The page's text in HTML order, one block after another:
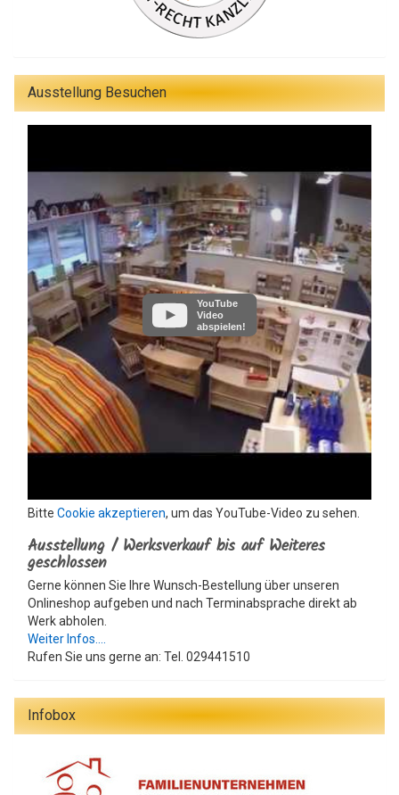
Ausstellung Besuchen
YouTube
Video
abspielen!
Bitte Cookie akzeptieren, um das YouTube-Video zu sehen.
Ausstellung / Werksverkauf bis auf Weiteres
geschlossen
Gerne können Sie Ihre Wunsch-Bestellung über unseren
Onlineshop aufgeben und nach Terminabsprache direkt ab
Werk abholen.
Weiter Infos....
Rufen Sie uns gerne an: Tel. 029441510
Infobox